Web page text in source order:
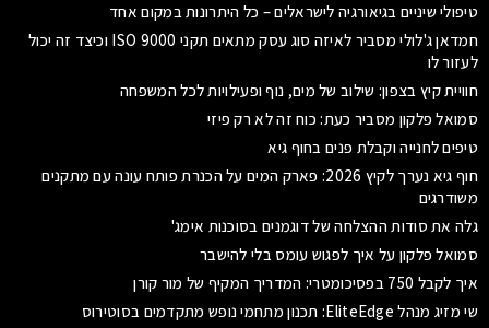
טיפולי שיניים בגיאורגיה לישראלים – כל היתרונות במקום אחד
חמדאן ג'לולי מסביר לאיזה סוג עסק מתאים תקני ISO 9000 וכיצד זה יכול
לעזור לו
חוויית קיץ בצפון: שילוב של מים, נוף ופעילויות לכל המשפחה
סמואל פלקון מסביר כעת: כוח זה לא רק פיזי
טיפים לחנייה וקבלת פנים בחוף גיא
חוף גיא נערך לקיץ 2026: פארק המים על הכנרת פותח עונה עם מתקנים
משודרגים
גלה את סודות ההצלחה של דוגמנים בסוכנות אימג'
סמואל פלקון על איך לפגוש עומס בלי להישבר
איך לקבל 750 בפסיכומטרי: המדריך המקיף של מור קורן
שי מזיג מנהל EliteEdge: תכנון מתחמי נופש מתקדמים בסוטירוס